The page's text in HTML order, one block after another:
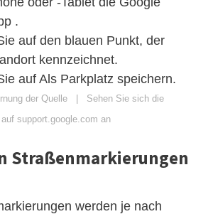
.
auf den blauen Punkt, der
kennzeichnet.
auf Als Parkplatz speichern.
der Quelle | Sehen Sie sich die
support.google.com an
Straßenmarkierungen
werden je nach